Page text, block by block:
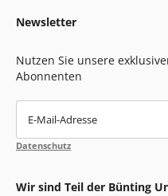
Newsletter
Nutzen Sie unsere
Abonnenten
E-Mail-Adresse
Datenschutz
Wir sind Teil der Bünting